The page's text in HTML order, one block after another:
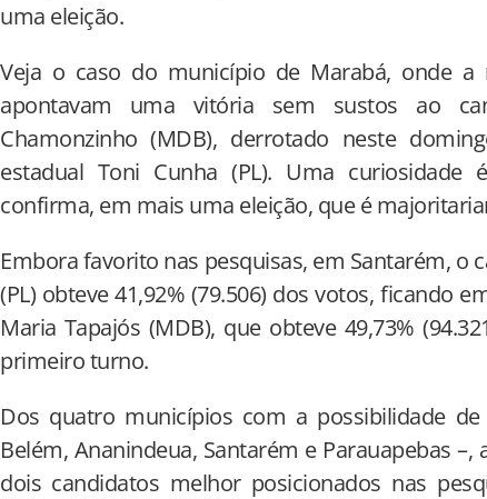
uma eleição.
Veja o caso do município de Marabá, onde a
apontavam uma vitória sem sustos ao
Chamonzinho (MDB), derrotado neste
estadual Toni Cunha (PL). Uma
confirma, em mais uma eleição, que é
Embora favorito nas pesquisas, em Santarém, o
(PL) obteve 41,92% (79.506) dos votos, ficando
Maria Tapajós (MDB), que obteve 49,73%
primeiro turno.
Dos quatro municípios com a possibilidade
Belém, Ananindeua, Santarém e Parauapebas
dois candidatos melhor posicionados nas